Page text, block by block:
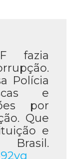
fazia
Polícia
e
por
Que
e